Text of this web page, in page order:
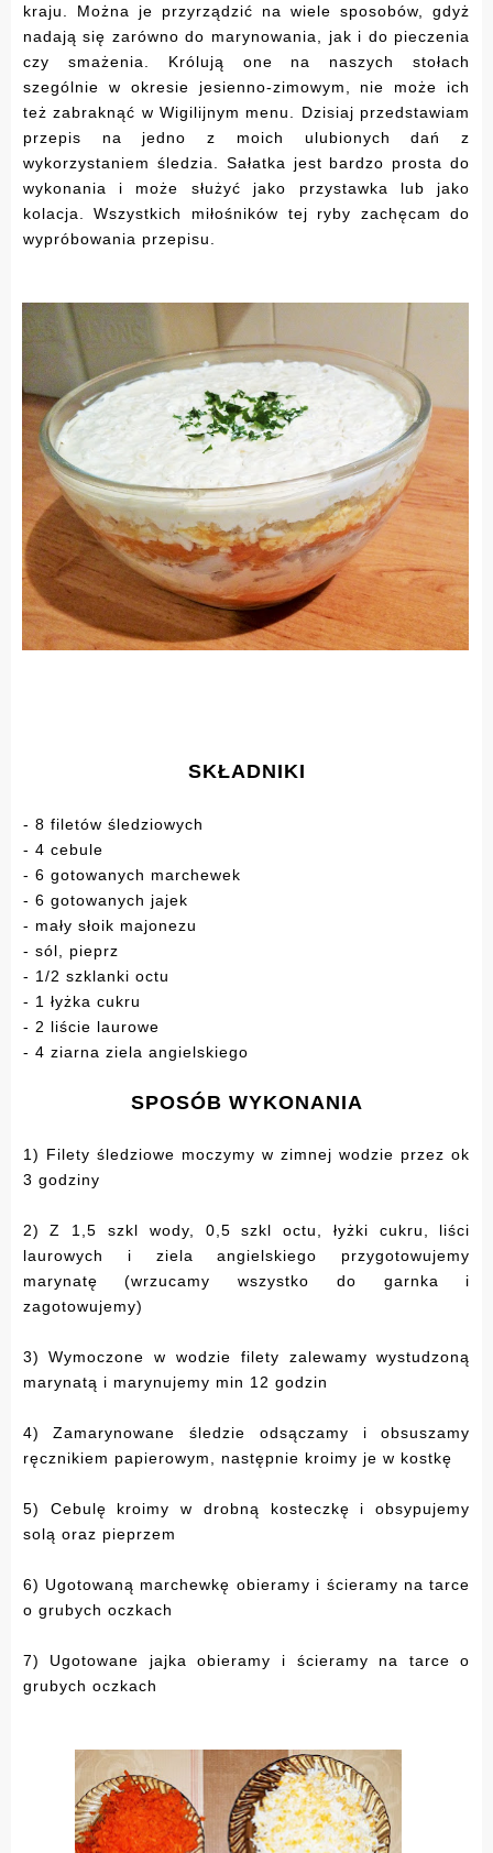
kraju. Można je przyrządzić na wiele sposobów, gdyż
nadają się zarówno do marynowania, jak i do pieczenia
czy smażenia. Królują one na naszych stołach
szególnie w okresie jesienno-zimowym, nie może ich
też zabraknąć w Wigilijnym menu. Dzisiaj przedstawiam
przepis na jedno z moich ulubionych dań z
wykorzystaniem śledzia. Sałatka jest bardzo prosta do
wykonania i może służyć jako przystawka lub jako
kolacja. Wszystkich miłośników tej ryby zachęcam do
wypróbowania przepisu.
SKŁADNIKI
- 8 filetów śledziowych
- 4 cebule
- 6 gotowanych marchewek
- 6 gotowanych jajek
- mały słoik majonezu
- sól, pieprz
- 1/2 szklanki octu
- 1 łyżka cukru
- 2 liście laurowe
- 4 ziarna ziela angielskiego
SPOSÓB WYKONANIA
1) Filety śledziowe moczymy w zimnej wodzie przez ok
3 godziny
2) Z 1,5 szkl wody, 0,5 szkl octu, łyżki cukru, liści
laurowych i ziela angielskiego przygotowujemy
marynatę (wrzucamy wszystko do garnka i
zagotowujemy)
3) Wymoczone w wodzie filety zalewamy wystudzoną
marynatą i marynujemy min 12 godzin
4) Zamarynowane śledzie odsączamy i obsuszamy
ręcznikiem papierowym, następnie kroimy je w kostkę
5) Cebulę kroimy w drobną kosteczkę i obsypujemy
solą oraz pieprzem
6) Ugotowaną marchewkę obieramy i ścieramy na tarce
o grubych oczkach
7) Ugotowane jajka obieramy i ścieramy na tarce o
grubych oczkach